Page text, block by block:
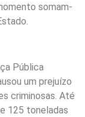
somam-
Pública
um prejuízo
criminosas. Até
125 toneladas